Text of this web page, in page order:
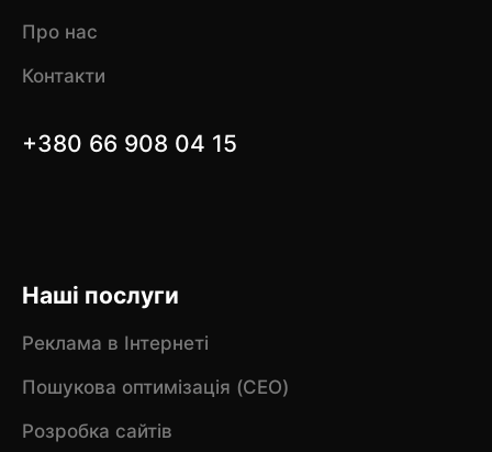
Про нас
Контакти
+380 66 908 04 15
Наші послуги
Реклама в Інтернеті
Пошукова оптимізація (CEO)
Розробка сайтів